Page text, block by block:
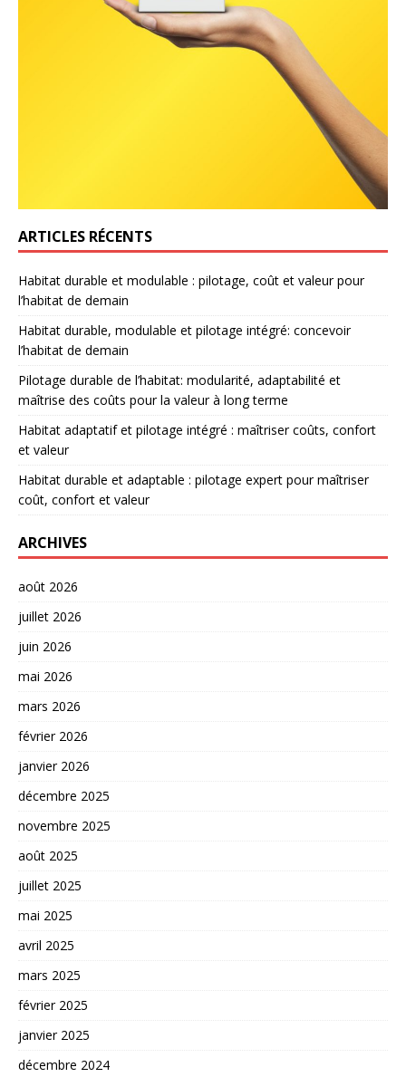
ARTICLES RÉCENTS
Habitat durable et modulable : pilotage, coût et valeur pour
l’habitat de demain
Habitat durable, modulable et pilotage intégré: concevoir
l’habitat de demain
Pilotage durable de l’habitat: modularité, adaptabilité et
maîtrise des coûts pour la valeur à long terme
Habitat adaptatif et pilotage intégré : maîtriser coûts, confort
et valeur
Habitat durable et adaptable : pilotage expert pour maîtriser
coût, confort et valeur
ARCHIVES
août 2026
juillet 2026
juin 2026
mai 2026
mars 2026
février 2026
janvier 2026
décembre 2025
novembre 2025
août 2025
juillet 2025
mai 2025
avril 2025
mars 2025
février 2025
janvier 2025
décembre 2024